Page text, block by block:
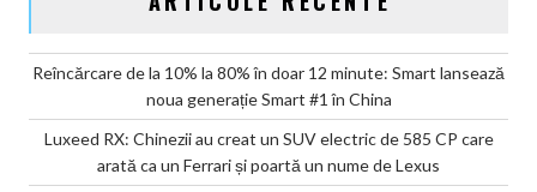
Reîncărcare de la 10% la 80% în doar 12 minute: Smart lansează
noua generație Smart #1 în China
Luxeed RX: Chinezii au creat un SUV electric de 585 CP care
arată ca un Ferrari și poartă un nume de Lexus